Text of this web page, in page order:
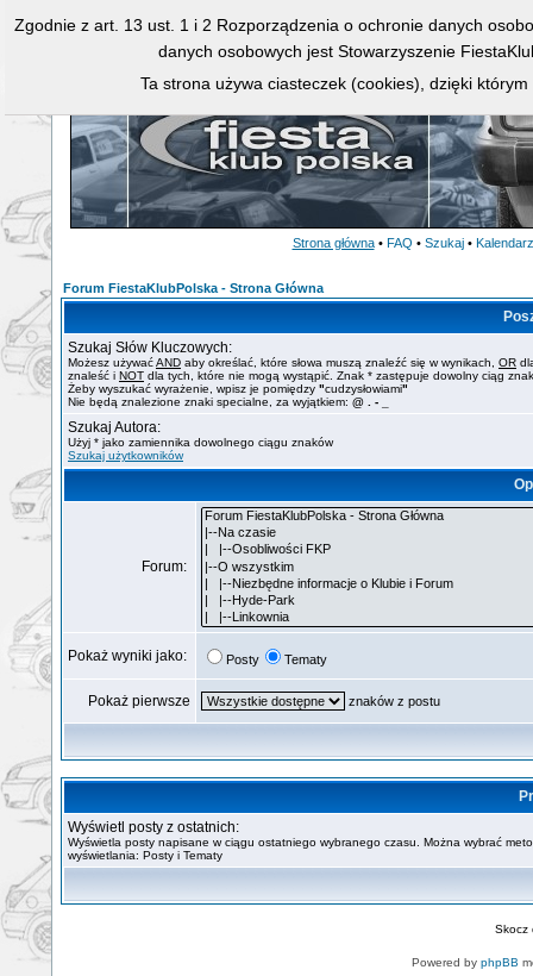
Strona główna • FAQ • Szukaj • Kalendarz
Forum FiestaKlubPolska - Strona Główna
Szukaj Słów Kluczowych:
Możesz używaćAND aby określać, które słowa muszą znaleźć się w wynikach, OR
znaleść i NOT dla tych, które nie mogą wystąpić. Znak * zastępuje dowolny ciąg
Żeby wyszukać wyrażenie, wpisz je pomiędzy "cudzysłowiami"
Nie będą znalezione znaki specialne, za wyjątkiem: @ . - _
Szukaj Autora:
Użyj * jako zamiennika dowolnego ciągu znaków
Szukaj użytkowników
Forum:
Pokaż wyniki jako: Posty Tematy
Pokaż pierwsze znaków z postu
Wyświetl posty z ostatnich:
Wyświetla posty napisane w ciągu ostatniego wybranego czasu. Można wybrać
wyświetlania: Posty i Tematy
Powered by phpBB
Zgodnie z art. 13 ust. 1 i 2 Rozporządzenia o ochronie danych
danych osobowych jest Stowarzyszenie
Ta strona używa ciasteczek (cookies), dzięki